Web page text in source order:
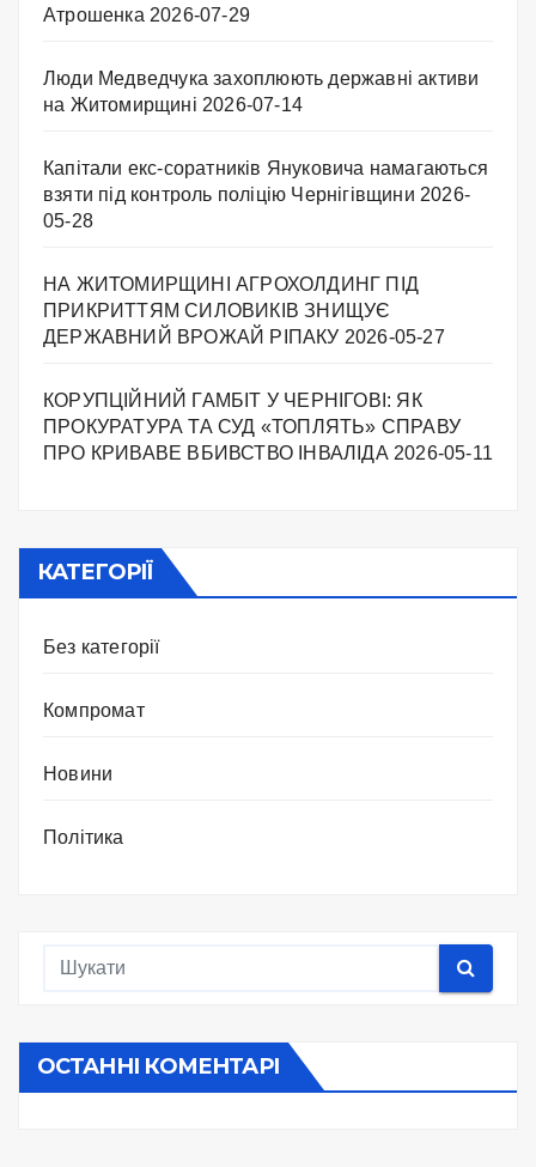
Атрошенка 2026-07-29
Люди Медведчука захоплюють державні активи
на Житомирщині 2026-07-14
Капітали екс-соратників Януковича намагаються
взяти під контроль поліцію Чернігівщини 2026-
05-28
НА ЖИТОМИРЩИНІ АГРОХОЛДИНГ ПІД
ПРИКРИТТЯМ СИЛОВИКІВ ЗНИЩУЄ
ДЕРЖАВНИЙ ВРОЖАЙ РІПАКУ ​ 2026-05-27
КОРУПЦІЙНИЙ ГАМБІТ У ЧЕРНІГОВІ: ЯК
ПРОКУРАТУРА ТА СУД «ТОПЛЯТЬ» СПРАВУ
ПРО КРИВАВЕ ВБИВСТВО ІНВАЛІДА 2026-05-11
КАТЕГОРІЇ
Без категорії
Компромат
Новини
Політика
ОСТАННІ КОМЕНТАРІ